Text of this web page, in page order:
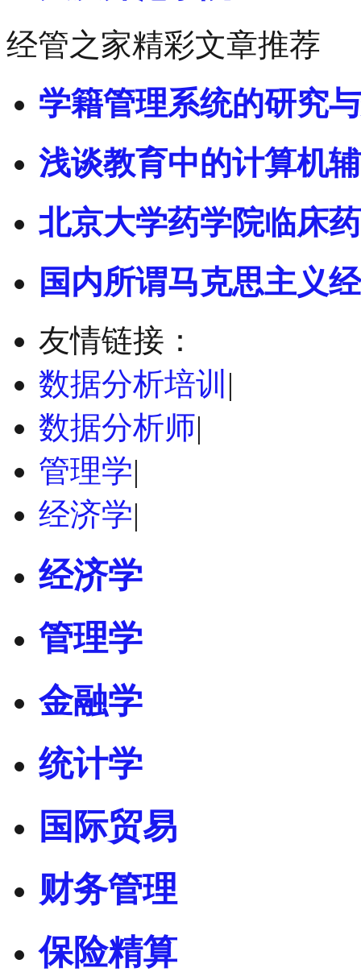
经管之家精彩文章推荐
学籍管理系统的研究
浅谈教育中的计算机
北京大学药学院临床
国内所谓马克思主义
友情链接：
数据分析培训 |
数据分析师|
管理学|
经济学|
经济学
管理学
金融学
统计学
国际贸易
财务管理
保险精算